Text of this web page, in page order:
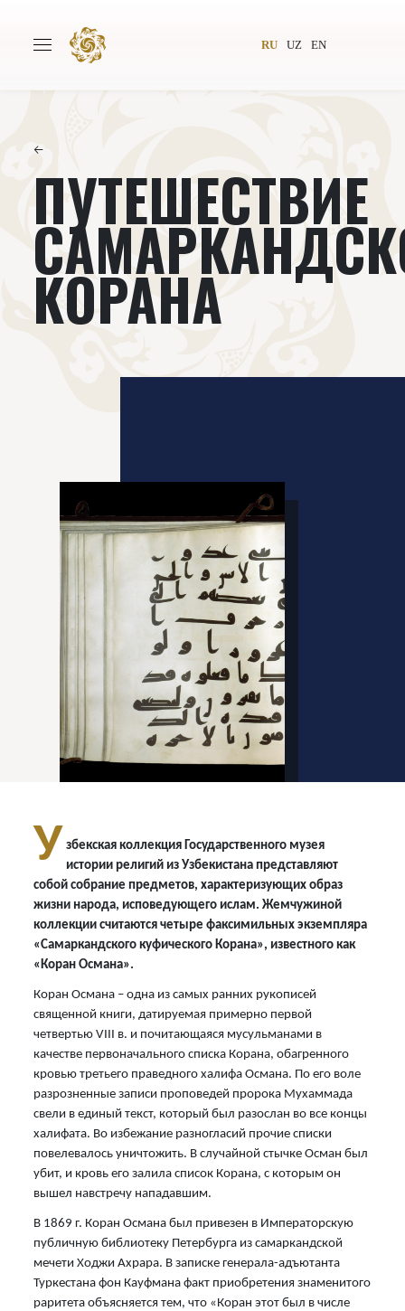
RU UZ EN
Всемирное общество
Издательство Новости
Проекты
Книги
←
ПУТЕШЕСТВИЕ
КОРАНА
У збекская коллекция Государственного музея
истории религий из Узбекистана представляют
собой собрание предметов, характеризующих образ
жизни народа, исповедующего ислам. Жемчужиной
коллекции считаются четыре факсимильных экземпляра
«Самаркандского куфического Корана», известного как
«Коран Османа».
Коран Османа – одна из самых ранних рукописей
священной книги, датируемая примерно первой
четвертью VIII в. и почитающаяся мусульманами в
качестве первоначального списка Корана, обагренного
кровью третьего праведного халифа Османа. По его воле
разрозненные записи проповедей пророка Мухаммада
свели в единый текст, который был разослан во все концы
халифата. Во избежание разногласий прочие списки
повелевалось уничтожить. В случайной стычке Осман был
убит, и кровь его залила список Корана, с которым он
вышел навстречу нападавшим.
В 1869 г. Коран Османа был привезен в Императорскую
публичную библиотеку Петербурга из самаркандской
мечети Ходжи Ахрара. В записке генерала-адъютанта
Туркестана фон Кауфмана факт приобретения знаменитого
раритета объясняется тем, что «Коран этот был в числе